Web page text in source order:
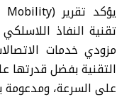
مزودي خدمات
التقنية بفضل قدرتها
على السرعة، ومدعومة